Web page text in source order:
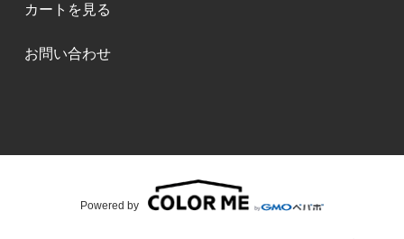
カートを見る
お問い合わせ
Powered by